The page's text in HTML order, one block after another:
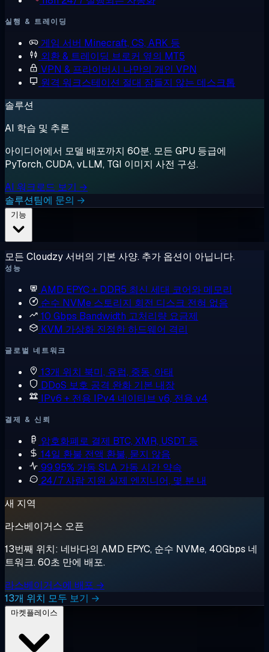
실행 & 트레이딩
게임 서버 Minecraft, CS, ARK 등
외환 & 트레이딩 브로커 옆의 MT5
VPN & 프라이버시 나만의 개인 VPN
원격 워크스테이션 절대 잠들지 않는 데스크톱
솔루션
AI 학습 및 추론
아이디어에서 모델 배포까지 60분. 모든 GPU 등급에
PyTorch, CUDA, vLLM, TGI 이미지 사전 구성.
AI 워크로드 보기 →
솔루션팀에 문의 →
모든 Cloudzy 서버의 기본 사양. 추가 옵션이 아닙니다.
성능
AMD EPYC + DDR5 최신 세대 코어와 메모리
순수 NVMe 스토리지 회전 디스크 전혀 없음
10 Gbps Bandwidth 고처리량 요금제
KVM 가상화 진정한 하드웨어 격리
글로벌 네트워크
13개 위치 북미, 유럽, 중동, 아태
DDoS 보호 공격 완화 기본 내장
IPv6 + 전용 IPv4 네이티브 v6, 전용 v4
결제 & 신뢰
암호화폐로 결제 BTC, XMR, USDT 등
14일 환불 전액 환불, 묻지 않음
99.95% 가동 SLA 가동 시간 약속
24/7 사람 지원 실제 엔지니어, 몇 분 내
새 지역
라스베이거스 오픈
13번째 위치: 네바다의 AMD EPYC, 순수 NVMe, 40Gbps 네
트워크. 60초 만에 배포.
라스베이거스에 배포 →
13개 위치 모두 보기 →